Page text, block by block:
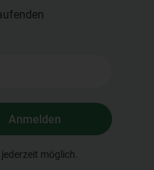
Anmelden
möglich.